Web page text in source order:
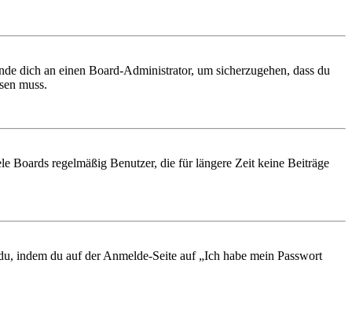
dich an einen Board-Administrator, um sicherzugehen, dass du
muss.
Boards regelmäßig Benutzer, die für längere Zeit keine Beiträge
indem du auf der Anmelde-Seite auf „Ich habe mein Passwort